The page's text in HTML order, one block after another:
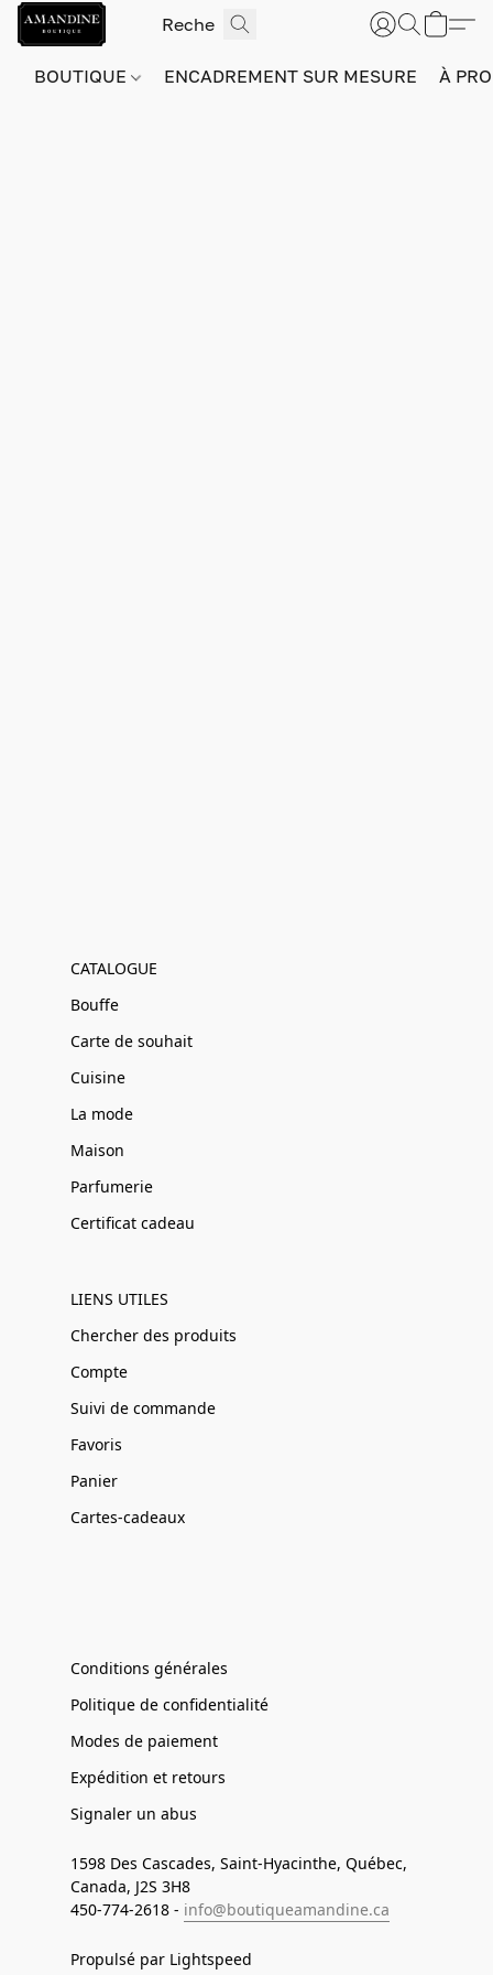
BOUTIQUE ENCADREMENT SUR MESURE À
CATALOGUE
Bouffe
Carte de souhait
Cuisine
La mode
Maison
Parfumerie
Certificat cadeau
LIENS UTILES
Chercher des produits
Compte
Suivi de commande
Favoris
Panier
Cartes-cadeaux
Conditions générales
Politique de confidentialité
Modes de paiement
Expédition et retours
Signaler un abus
1598 Des Cascades, Saint-Hyacinthe, Québec,
Canada, J2S 3H8
450-774-2618 - info@boutiqueamandine.ca
Propulsé par Lightspeed